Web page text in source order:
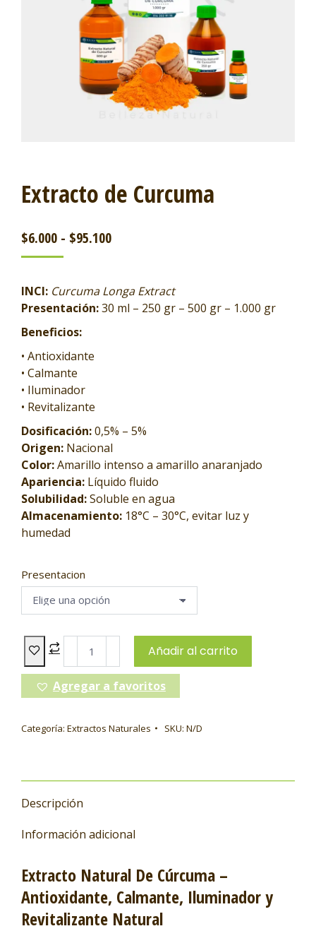
Extracto de Curcuma
$6.000 - $95.100
INCI: Curcuma Longa Extract
Presentación:30 ml – 250 gr – 500 gr – 1.000 gr
Beneficios:
• Antioxidante
• Calmante
• Iluminador
• Revitalizante
Dosificación:0,5% – 5%
Origen: Nacional
Color:Amarillo intenso a amarillo anaranjado
Apariencia: Líquido fluido
Solubilidad:Soluble en agua
Almacenamiento: 18°C – 30°C, evitar luz y
humedad
Presentacion
Añadir al carrito
Agregar a favoritos
Categoría: Extractos Naturales SKU: N/D
Descripción
Información adicional
Extracto Natural De Cúrcuma –
Antioxidante, Calmante, Iluminador y
Revitalizante Natural